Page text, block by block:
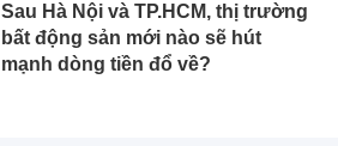
Sau Hà Nội và TP.HCM, thị trường
bất động sản mới nào sẽ hút
mạnh dòng tiền đổ về?